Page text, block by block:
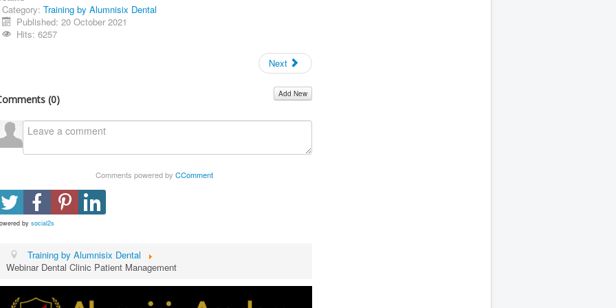
Category: Training by Alumnisix Dental
Published: 20 October 2021
Hits: 6257
Next
(0) Add New
Comments powered by CComment
by social2s
Training by Alumnisix Dental
Webinar Dental Clinic Patient Management